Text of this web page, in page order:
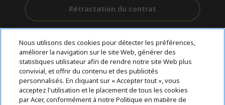
Rétractation du contrat
Livraison
Gratuite
avant et après-
vente
Paiement
Sécurisé
© 2026 Acer Inc.
CPYou BV est le revendeur et marchand agréé pour les produits et
services proposés au sein de ce magasin.
Nous utilisons des cookies pour détecter les préférences,
améliorer la navigation sur le site Web, générer des
statistiques utilisateur afin de rendre notre site Web plus
convivial, et offrir du contenu et des publicités
personnalisés. En cliquant sur « Accepter tout », vous
acceptez l'utilisation et le placement de tous les cookies
par Acer, conformément à notre Politique en matière de